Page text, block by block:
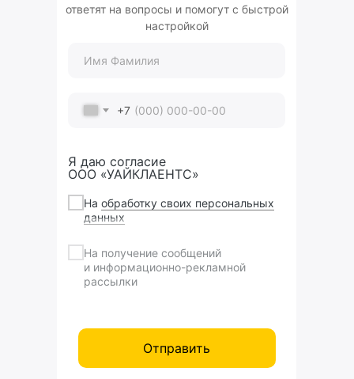
+7
Я даю согласие
ООО «‎УАЙКЛАЕНТС»
Наобработку своих персональных
данных
На получение сообщений
и информационно-рекламной
рассылки
Отправить
ответят на вопросы и помогут с быстрой
настройкой